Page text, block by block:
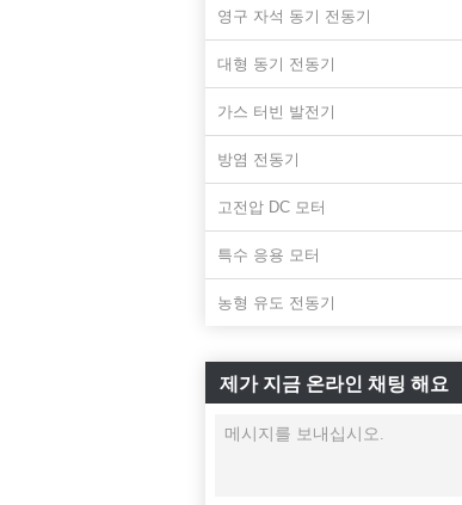
영구 자석 동기 전동기
대형 동기 전동기
가스 터빈 발전기
방염 전동기
고전압 DC 모터
특수 응용 모터
농형 유도 전동기
제가 지금 온라인 채팅 해요